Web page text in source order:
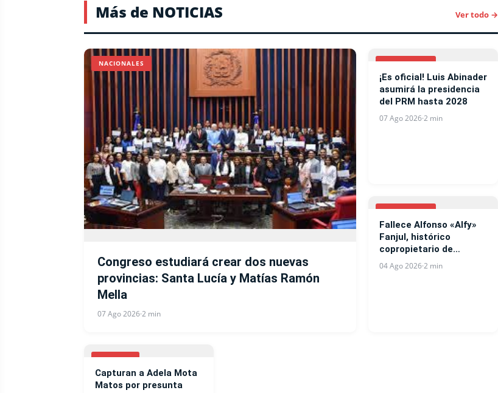
Más de NOTICIAS Ver todo →
NACIONALES
Congreso estudiará crear dos nuevas
provincias: Santa Lucía y Matías Ramón
Mella
07 Ago 2026·2 min
NACIONALES
¡Es oficial! Luis Abinader
asumirá la presidencia
del PRM hasta 2028
07 Ago 2026·2 min
NACIONALES
Fallece Alfonso «Alfy»
Fanjul, histórico
copropietario de
Central Romana
04 Ago 2026·2 min
NOTICIAS
Capturan a Adela Mota
Matos por presunta